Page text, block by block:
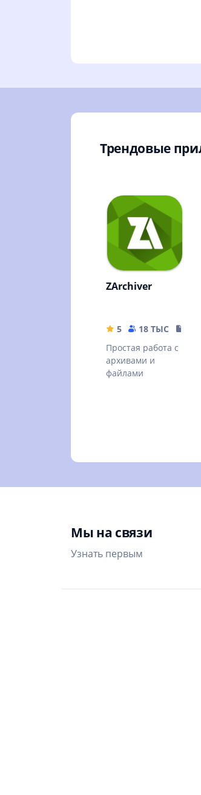
Трендовые
ZArchiver
5 18 ТЫС
Простая работа с
архивами и
файлами
Мы на связи
Узнать первым